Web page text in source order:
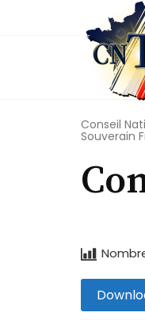
Conseil
Souverain